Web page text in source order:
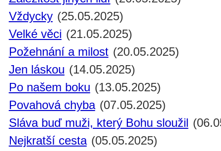
Vždycky (25.05.2025)
Velké věci (21.05.2025)
Požehnání a milost (20.05.2025)
Jen láskou (14.05.2025)
Po našem boku (13.05.2025)
Povahová chyba (07.05.2025)
Sláva buď muži, který Bohu sloužil
Nejkratší cesta (05.05.2025)